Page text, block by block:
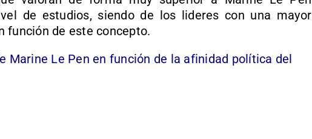
de estudios, siendo de los lideres con una mayor
función de este concepto.
Marine Le Pen en función de la afinidad política del